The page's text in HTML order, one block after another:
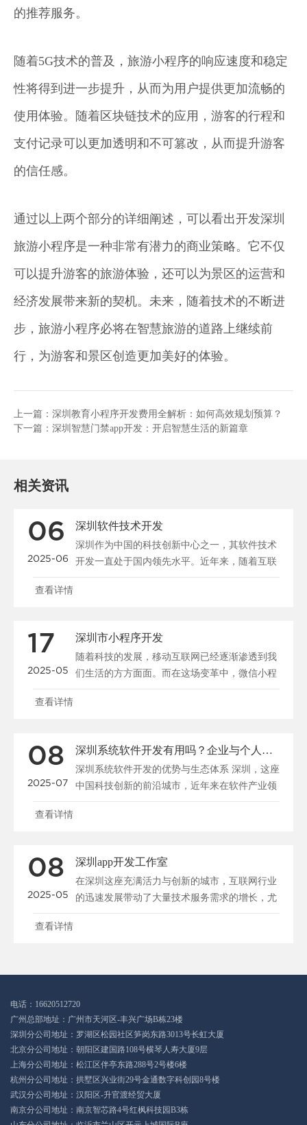
的推荐服务。
随着5G技术的普及，旅游小程序的响应速度和稳定
性将得到进一步提升，从而为用户提供更加流畅的
使用体验。随着区块链技术的应用，游客的行程和
支付记录可以更加透明和不可篡改，从而提升游客
的信任感。
通过以上两个部分的详细阐述，可以看出开发深圳
旅游小程序是一种非常有潜力的商业策略。它不仅
可以提升游客的旅游体验，还可以为景区的运营和
经济发展带来新的契机。未来，随着技术的不断进
步，旅游小程序必将在智慧旅游的道路上继续前
行，为游客和景区创造更加美好的体验。
上一篇： 深圳教育小程序开发费用全解析：如何高效规划预算？
下一篇： 深圳智慧门禁app开发：开启智慧生活的新篇章
相关资讯
06
2025-06
深圳软件技术开发
深圳作为中国的科技创新中心之一，其软件技术
开发一直处于国内领先水平。近年来，随着互联
网产业的快速发展，深圳的科技公司在软...
查看详情
17
2025-05
深圳市小程序开发
随着科技的发展，移动互联网已经逐渐渗透到我
们生活的方方面面。而在这场变革中，微信小程
序作为一种创新的应用形式，凭借其无缝...
查看详情
08
2025-07
深圳系统软件开发有用吗？企业与个人的机遇与选择
深圳系统软件开发的优势与生态体系 深圳，这座
中国科技创新的前沿城市，近年来在软件产业领
域展现出强大的发展潜力。作为中国s...
查看详情
08
2025-05
深圳app开发工作室
在深圳这座充满活力与创新的城市，互联网行业
的迅速发展带动了大量技术服务需求的增长，尤
其是在APP开发领域。深圳作为中国科...
查看详情
电话：16620512720
广州总部地址：广州市天河区-丰兴广场B栋23楼
深圳分公司地址：罗湖区松园社区笋岗东路3013号长虹大厦
北京分公司地址：朝阳区建国路108号横琴人寿大厦9层
上海分公司地址：松江区伴亭东路288号2号楼6楼
杭州分公司地址：拱墅区兴业街29号金通数字科创园8号楼
武汉分公司地址：汉阳区-升官渡经贸大厦
南京分公司地址：南京智芯路4号红枫科技园B3栋